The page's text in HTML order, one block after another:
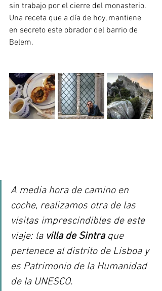
sin trabajo por el cierre del monasterio.
Una receta que a día de hoy, mantiene
en secreto este obrador del barrio de
Belem.
A media hora de camino en
coche, realizamos otra de las
visitas imprescindibles de este
viaje: la villa de Sintra que
pertenece al distrito de Lisboa y
es Patrimonio de la Humanidad
de la UNESCO.